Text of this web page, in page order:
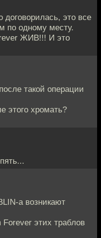
договорилась, это все
по одному месту.
ЖИВ!!! И это
такой операции
этого хромать?
а возникают
этих траблов